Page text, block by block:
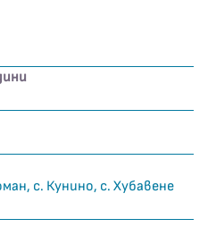
с. Кунино, с. Хубавене